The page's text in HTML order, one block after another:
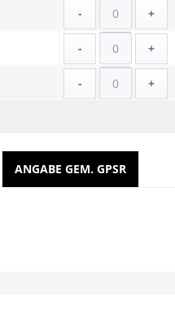
- +
- +
- +
ANGABE GEM. GPSR